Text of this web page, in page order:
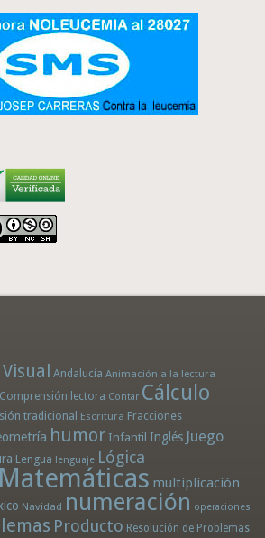
Andalucía Animación a la lectura
Comprensión lectora Contar Cálculo
tradicional Escritura Fracciones
humor Infantil Inglés Juego
Lengua lenguaje Lógica
Matemáticas multiplicación
Navidad numeración operaciones
Producto Resolución de Problemas